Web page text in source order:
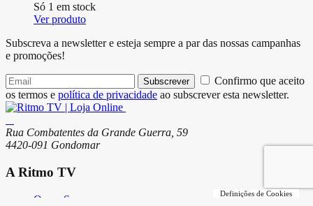
Só 1 em stock
Ver produto
Subscreva a newsletter e esteja sempre a par das nossas campanhas
e promoções!
Subscrever
Confirmo que aceito
os termos e política de privacidade ao subscrever esta newsletter.
Rua Combatentes da Grande Guerra, 59
4420-091 Gondomar
A Ritmo TV
Quem Somos
Definições de Cookies